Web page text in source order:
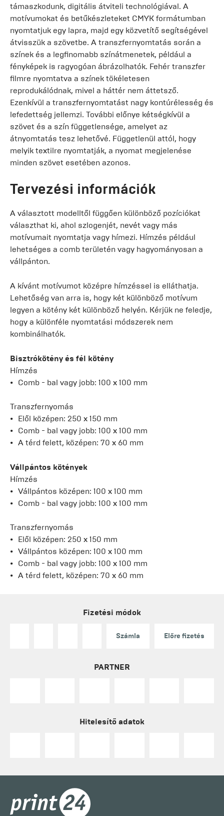
támaszkodunk, digitális átviteli technológiával. A
motívumokat és betűkészleteket CMYK formátumban
nyomtatjuk egy lapra, majd egy közvetítő segítségével
átvisszük a szövetbe. A transzfernyomtatás során a
színek és a legfinomabb színátmenetek, például a
fényképek is ragyogóan ábrázolhatók. Fehér transzfer
filmre nyomtatva a színek tökéletesen
reprodukálódnak, mivel a háttér nem áttetsző.
Ezenkívül a transzfernyomtatást nagy kontúrélesség és
lefedettség jellemzi. További előnye kétségkívül a
szövet és a szín függetlensége, amelyet az
átnyomtatás tesz lehetővé. Függetlenül attól, hogy
melyik textilre nyomtatják, a nyomat megjelenése
minden szövet esetében azonos.
Tervezési információk
A választott modelltől függően különböző pozíciókat
választhat ki, ahol szlogenjét, nevét vagy más
motívumait nyomtatja vagy hímezi. Hímzés például
lehetséges a comb területén vagy hagyományosan a
vállpánton.
A kívánt motívumot középre hímzéssel is elláthatja.
Lehetőség van arra is, hogy két különböző motívum
legyen a kötény két különböző helyén. Kérjük ne feledje,
hogy a különféle nyomtatási módszerek nem
kombinálhatók.
Bisztrókötény és fél kötény
Hímzés
Comb - bal vagy jobb: 100 x 100 mm
Transzfernyomás
Elől középen: 250 x 150 mm
Comb - bal vagy jobb: 100 x 100 mm
A térd felett, középen: 70 x 60 mm
Vállpántos kötények
Hímzés
Vállpántos középen: 100 x 100 mm
Comb - bal vagy jobb: 100 x 100 mm
Transzfernyomás
Elől középen: 250 x 150 mm
Vállpántos középen: 100 x 100 mm
Comb - bal vagy jobb: 100 x 100 mm
A térd felett, középen: 70 x 60 mm
Fizetési módok
Számla Előre fizetés
PARTNER
Hitelesítő adatok